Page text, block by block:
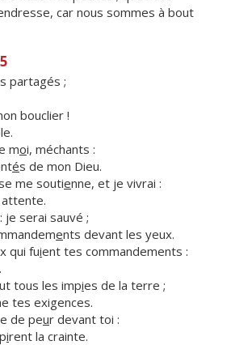
car nous sommes à bout
partagés ;
bouclier !
moi, méchants :
és de mon Dieu.
me soutienne, et je vivrai :
: je serai sauvé ;
ents devant les yeux.
qui fuient tes commandements :
tous les impies de la terre ;
tes exigences.
de peur devant toi :
irent la crainte.